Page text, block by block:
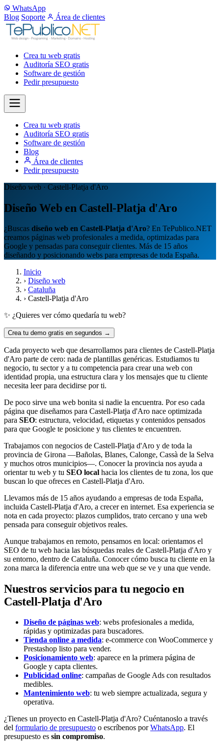
WhatsApp
Blog Soporte Área de clientes
Crea tu web gratis
Auditoría SEO gratis
Software de gestión
Pedir presupuesto
Crea tu web gratis
Auditoría SEO gratis
Software de gestión
Blog
Área de clientes
Pedir presupuesto
Diseño web · Castell-Platja d'Aro
Diseño Web en Castell-Platja d'Aro
¿Buscas diseño web en Castell-Platja d'Aro? En TePublico.NET
creamos páginas web profesionales a medida, optimizadas para
Google y pensadas para conseguir clientes. Más de 15 años
diseñando y posicionando webs para empresas de toda España.
Inicio
› Diseño web
› Cataluña
› Castell-Platja d'Aro
✨ ¿Quieres ver cómo quedaría tu web?
Crea tu demo gratis en segundos →
Cada proyecto web que desarrollamos para clientes de Castell-Platja
d'Aro parte de cero: nada de plantillas genéricas. Estudiamos tu
negocio, tu sector y a tu competencia para crear una web con
identidad propia, una estructura clara y los mensajes que tu cliente
necesita leer para decidirse por ti.
De poco sirve una web bonita si nadie la encuentra. Por eso cada
página que diseñamos para Castell-Platja d'Aro nace optimizada
para SEO: estructura, velocidad, etiquetas y contenidos pensados
para que Google te posicione y tus clientes te encuentren.
Trabajamos con negocios de Castell-Platja d'Aro y de toda la
provincia de Girona —Bañolas, Blanes, Calonge, Cassà de la Selva
y muchos otros municipios—. Conocer la provincia nos ayuda a
orientar tu web y tu SEO local hacia los clientes de tu zona, los que
buscan lo que ofreces en Castell-Platja d'Aro.
Llevamos más de 15 años ayudando a empresas de toda España,
incluida Castell-Platja d'Aro, a crecer en internet. Esa experiencia se
nota en cada proyecto: plazos cumplidos, trato cercano y una web
pensada para conseguir objetivos reales.
Aunque trabajamos en remoto, pensamos en local: orientamos el
SEO de tu web hacia las búsquedas reales de Castell-Platja d'Aro y
su entorno, dentro de Cataluña. Conocer cómo busca tu cliente en la
zona marca la diferencia entre una web que se ve y una que vende.
Nuestros servicios para tu negocio en
Castell-Platja d'Aro
Diseño de páginas web: webs profesionales a medida,
rápidas y optimizadas para buscadores.
Tienda online a medida: e-commerce con WooCommerce y
Prestashop listo para vender.
Posicionamiento web: aparece en la primera página de
Google y capta clientes.
Publicidad online: campañas de Google Ads con resultados
medibles.
Mantenimiento web: tu web siempre actualizada, segura y
operativa.
¿Tienes un proyecto en Castell-Platja d'Aro? Cuéntanoslo a través
del formulario de presupuesto o escríbenos porWhatsApp. El
presupuesto es sin compromiso.